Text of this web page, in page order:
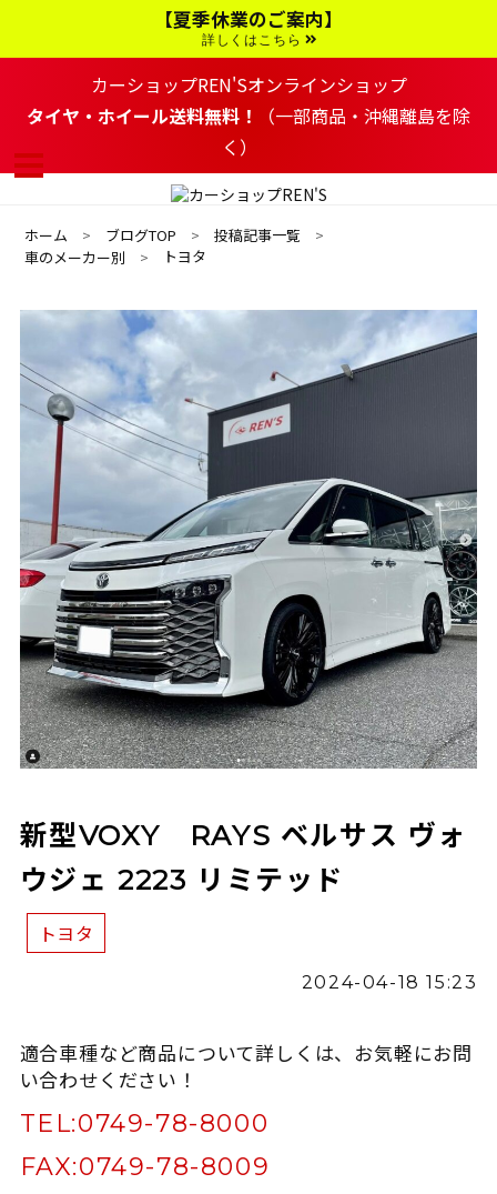
ン
す
る
【夏季休業のご案内】
詳しくはこちら
カーショップREN'Sオンラインショップ
タイヤ・ホイール送料無料！
（一部商品・沖縄離島を除
く）
ホーム ブログTOP
投稿記事一覧
車のメーカー別
トヨタ
新型VOXY RAYS ベルサス ヴォ
ウジェ 2223 リミテッド
トヨタ
2024-04-18 15:23
適合車種など商品について詳しくは、お気軽にお問
い合わせください！
TEL:0749-78-8000
FAX:0749-78-8009